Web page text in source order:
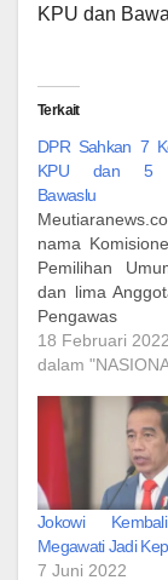
KPU dan
Terkait
DPR Sahkan 7
KPU dan 5
Bawaslu
nama
Pemilihan
dan lima
Pengawas
(Bawaslu)
disahkan
(18/2).
Komisi II DPR
tujuh nama
KPU dan
Anggota
musyawarah
tertutup Kamis
18 Februari 2022
dalam
Jokowi
Megawati Jadi
7 Juni 2022